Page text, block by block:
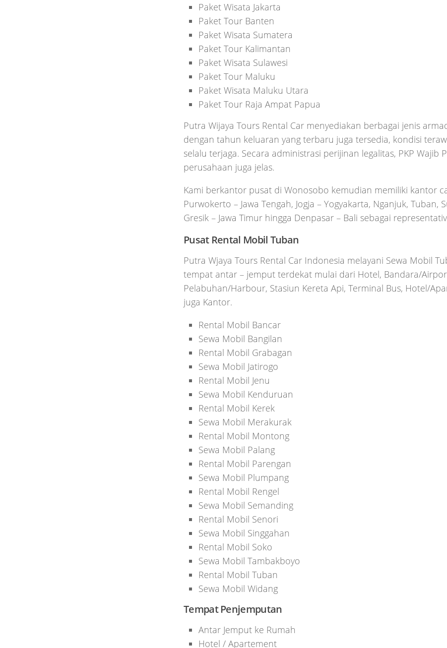
Paket Wisata Jakarta
Paket Tour Banten
Paket Wisata Sumatera
Paket Tour Kalimantan
Paket Wisata Sulawesi
Paket Tour Maluku
Paket Wisata Maluku Utara
Paket Tour Raja Ampat Papua
Putra Wijaya Tours Rental Car menyediakan berbagai jenis
dengan tahun keluaran yang terbaru juga tersedia, kondisi
selalu terjaga. Secara administrasi perijinan legalitas, PKP Wajib
perusahaan juga jelas.
Kami berkantor pusat di Wonosobo kemudian memiliki kantor
Purwokerto – Jawa Tengah, Jogja – Yogyakarta, Nganjuk, Tuban,
Gresik – Jawa Timur hingga Denpasar – Bali sebagai
Pusat Rental Mobil Tuban
Putra Wjaya Tours Rental Car Indonesia melayani Sewa Mobil
tempat antar – jemput terdekat mulai dari Hotel, Bandara/
Pelabuhan/Harbour, Stasiun Kereta Api, Terminal Bus, Hotel/
juga Kantor.
Rental Mobil Bancar
Sewa Mobil Bangilan
Rental Mobil Grabagan
Sewa Mobil Jatirogo
Rental Mobil Jenu
Sewa Mobil Kenduruan
Rental Mobil Kerek
Sewa Mobil Merakurak
Rental Mobil Montong
Sewa Mobil Palang
Rental Mobil Parengan
Sewa Mobil Plumpang
Rental Mobil Rengel
Sewa Mobil Semanding
Rental Mobil Senori
Sewa Mobil Singgahan
Rental Mobil Soko
Sewa Mobil Tambakboyo
Rental Mobil Tuban
Sewa Mobil Widang
Tempat Penjemputan
Antar Jemput ke Rumah
Hotel / Apartement